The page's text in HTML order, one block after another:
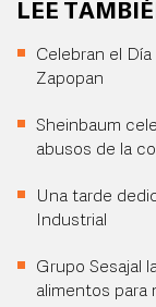
LEE
Celebran el
Zapopan
Sheinbaum
abusos de la
Una tarde
Industrial
Grupo Sesajal
alimentos para